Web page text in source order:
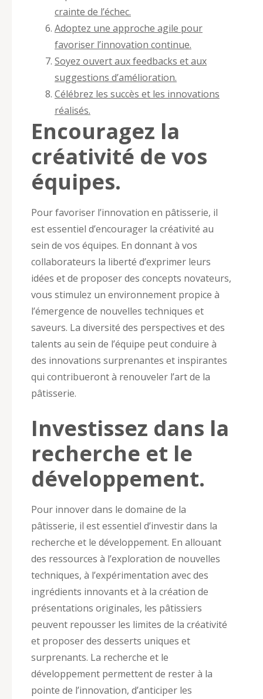
crainte de l’échec.
Adoptez une approche agile pour
favoriser l’innovation continue.
Soyez ouvert aux feedbacks et aux
suggestions d’amélioration.
Célébrez les succès et les innovations
réalisés.
Encouragez la
créativité de vos
équipes.
Pour favoriser l’innovation en pâtisserie, il
est essentiel d’encourager la créativité au
sein de vos équipes. En donnant à vos
collaborateurs la liberté d’exprimer leurs
idées et de proposer des concepts novateurs,
vous stimulez un environnement propice à
l’émergence de nouvelles techniques et
saveurs. La diversité des perspectives et des
talents au sein de l’équipe peut conduire à
des innovations surprenantes et inspirantes
qui contribueront à renouveler l’art de la
pâtisserie.
Investissez dans la
recherche et le
développement.
Pour innover dans le domaine de la
pâtisserie, il est essentiel d’investir dans la
recherche et le développement. En allouant
des ressources à l’exploration de nouvelles
techniques, à l’expérimentation avec des
ingrédients innovants et à la création de
présentations originales, les pâtissiers
peuvent repousser les limites de la créativité
et proposer des desserts uniques et
surprenants. La recherche et le
développement permettent de rester à la
pointe de l’innovation, d’anticiper les